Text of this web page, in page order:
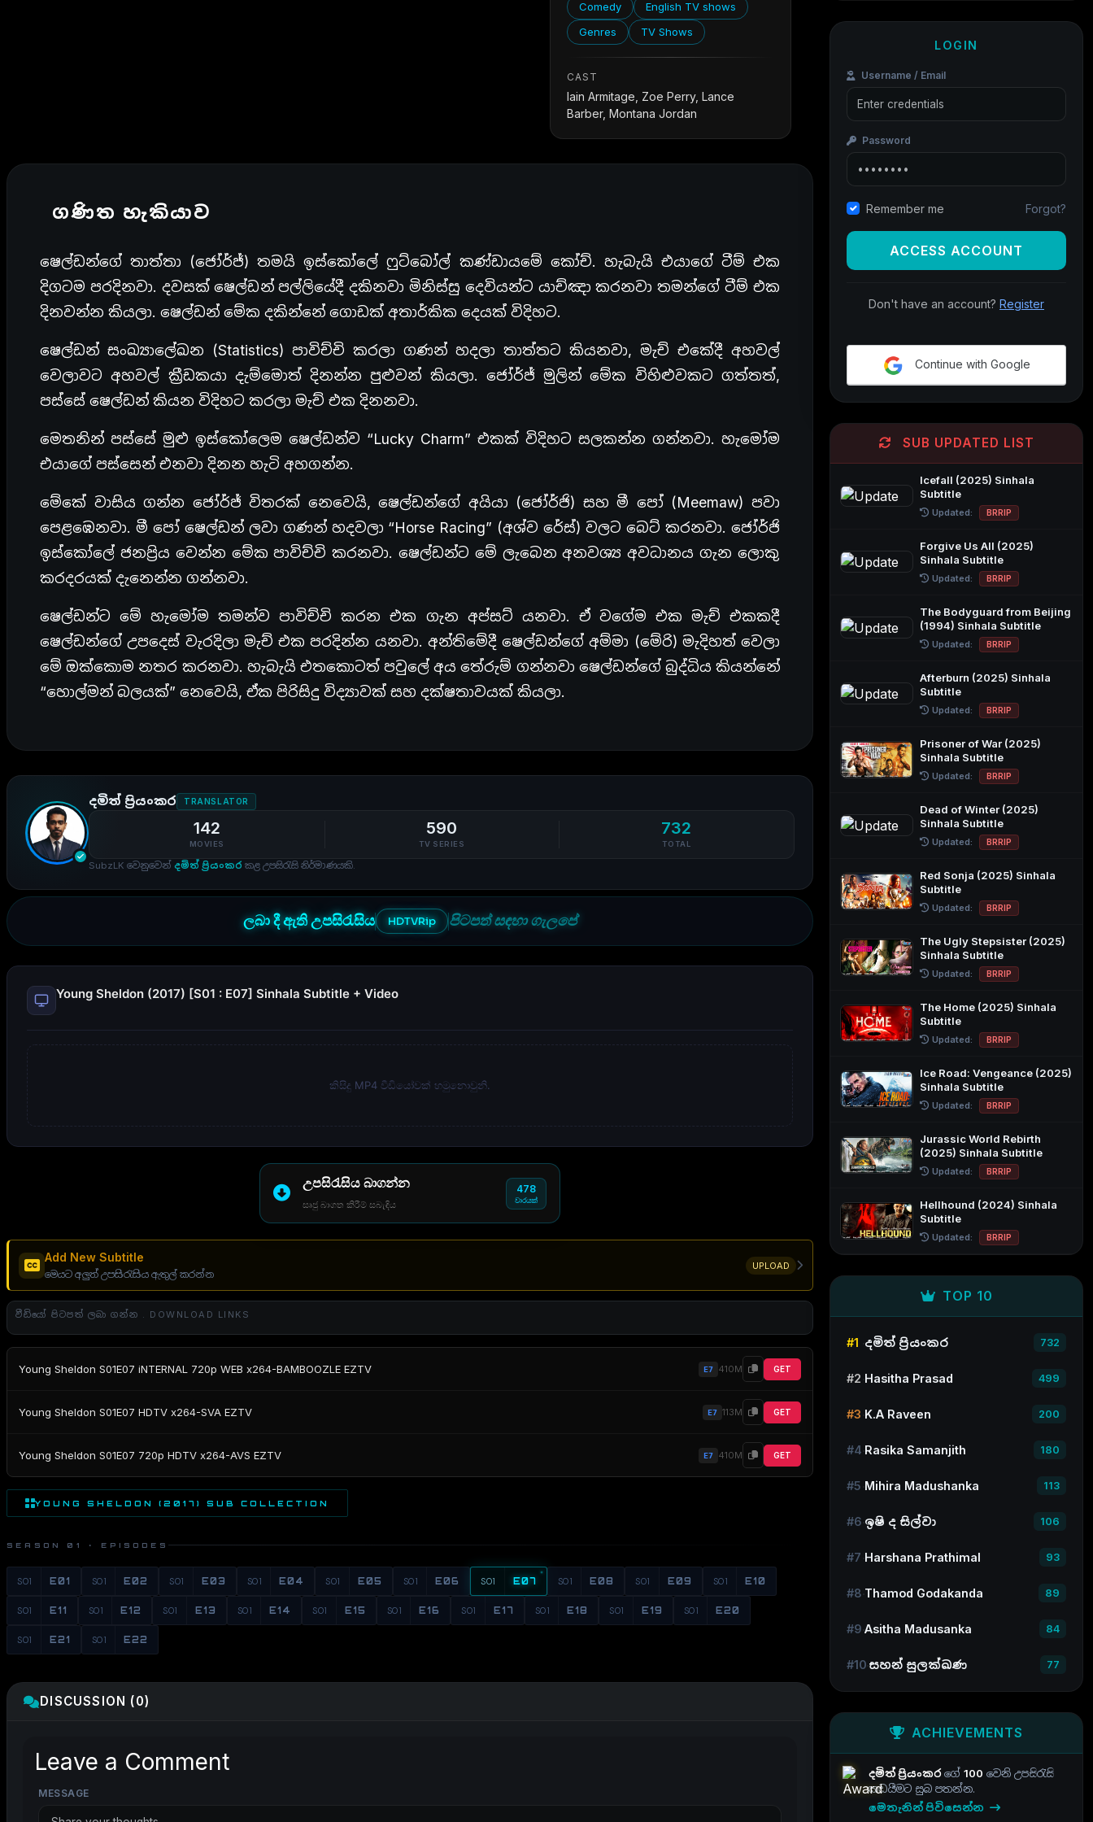
Comedy
English TV shows
Genres
TV Shows
CAST
Iain Armitage, Zoe Perry, Lance
Barber, Montana Jordan
ගණිත හැකියාව
ෂෙල්ඩන්ගේ තාත්තා (ජෝර්ජ්) තමයි ඉස්කෝලේ ෆුට්බෝල් කණ්ඩායමේ කෝච්. හැබැයි එයාගේ ටීම් එක
දිගටම පරදිනවා. දවසක් ෂෙල්ඩන් පල්ලියේදී දකිනවා මිනිස්සු දෙවියන්ට යාච්ඤා කරනවා තමන්ගේ ටීම් එක
දිනවන්න කියලා. ෂෙල්ඩන් මේක දකින්නේ ගොඩක් අතාර්කික දෙයක් විදිහට.
ෂෙල්ඩන් සංඛ්‍යාලේඛන (Statistics) පාවිච්චි කරලා ගණන් හදලා තාත්තට කියනවා, මැච් එකේදී අහවල්
වෙලාවට අහවල් ක්‍රීඩකයා දැම්මොත් දිනන්න පුළුවන් කියලා. ජෝර්ජ් මුලින් මේක විහිළුවකට ගත්තත්,
පස්සේ ෂෙල්ඩන් කියන විදිහට කරලා මැච් එක දිනනවා.
මෙතනින් පස්සේ මුළු ඉස්කෝලෙම ෂෙල්ඩන්ව “Lucky Charm” එකක් විදිහට සලකන්න ගන්නවා. හැමෝම
එයාගේ පස්සෙන් එනවා දිනන හැටි අහගන්න.
මේකේ වාසිය ගන්න ජෝර්ජ් විතරක් නෙවෙයි, ෂෙල්ඩන්ගේ අයියා (ජෝර්ජි) සහ මී පෝ (Meemaw) පවා
පෙළඹෙනවා. මී පෝ ෂෙල්ඩන් ලවා ගණන් හදවලා “Horse Racing” (අශ්ව රේස්) වලට බෙට් කරනවා. ජෝර්ජි
ඉස්කෝලේ ජනප්‍රිය වෙන්න මේක පාවිච්චි කරනවා. ෂෙල්ඩන්ට මේ ලැබෙන අනවශ්‍ය අවධානය ගැන ලොකු
කරදරයක් දැනෙන්න ගන්නවා.
ෂෙල්ඩන්ට මේ හැමෝම තමන්ව පාවිච්චි කරන එක ගැන අප්සට් යනවා. ඒ වගේම එක මැච් එකකදී
ෂෙල්ඩන්ගේ උපදෙස් වැරදිලා මැච් එක පරදින්න යනවා. අන්තිමේදී ෂෙල්ඩන්ගේ අම්මා (මේරි) මැදිහත් වෙලා
මේ ඔක්කොම නතර කරනවා. හැබැයි එතකොටත් පවුලේ අය තේරුම් ගන්නවා ෂෙල්ඩන්ගේ බුද්ධිය කියන්නේ
“හොල්මන් බලයක්” නෙවෙයි, ඒක පිරිසිදු විද්‍යාවක් සහ දක්ෂතාවයක් කියලා.
දමිත් ප්‍රියංකර TRANSLATOR
142
MOVIES
590
TV SERIES
732
TOTAL
SubzLK වෙනුවෙන් දමිත් ප්‍රියංකර කළ උපසිරැසි නිර්මාණයකි.
ලබා දී ඇති උපසිරැසිය HDTVRip පිටපත් සඳහා ගැලපේ
Young Sheldon (2017) [S01 : E07] Sinhala Subtitle + Video
කිසිදු MP4 වීඩියෝවක් හමුනොවුනි.
උපසිරැසිය බාගන්න
සෘජු බාගත කිරීම් සබැඳිය
478
වාරයක්
Add New Subtitle
මෙයට අලුත් උපසිරැසිය ඇතුල් කරන්න
UPLOAD
වීඩියෝ පිටපත් ලබා ගන්න . DOWNLOAD LINKS
Young Sheldon S01E07 iNTERNAL 720p WEB x264-BAMBOOZLE EZTV E7 410M GET
Young Sheldon S01E07 HDTV x264-SVA EZTV E7 113M GET
Young Sheldon S01E07 720p HDTV x264-AVS EZTV E7 410M GET
YOUNG SHELDON (2017) SUB COLLECTION
SEASON 01 · EPISODES
S01 E01 S01 E02 S01 E03 S01 E04 S01 E05 S01 E06 S01 E07 S01 E08 S01 E09 S01 E10
S01 E11 S01 E12 S01 E13 S01 E14 S01 E15 S01 E16 S01 E17 S01 E18 S01 E19 S01 E20
S01 E21 S01 E22
DISCUSSION (0)
Leave a Comment
MESSAGE
LOGIN
Username / Email
Password
Remember me Forgot?
ACCESS ACCOUNT
Don't have an account? Register
Continue with Google
SUB UPDATED LIST
Icefall (2025) Sinhala
Subtitle
Updated: BRRIP
Forgive Us All (2025)
Sinhala Subtitle
Updated: BRRIP
The Bodyguard from Beijing
(1994) Sinhala Subtitle
Updated: BRRIP
Afterburn (2025) Sinhala
Subtitle
Updated: BRRIP
Prisoner of War (2025)
Sinhala Subtitle
Updated: BRRIP
Dead of Winter (2025)
Sinhala Subtitle
Updated: BRRIP
Red Sonja (2025) Sinhala
Subtitle
Updated: BRRIP
The Ugly Stepsister (2025)
Sinhala Subtitle
Updated: BRRIP
The Home (2025) Sinhala
Subtitle
Updated: BRRIP
Ice Road: Vengeance (2025)
Sinhala Subtitle
Updated: BRRIP
Jurassic World Rebirth
(2025) Sinhala Subtitle
Updated: BRRIP
Hellhound (2024) Sinhala
Subtitle
Updated: BRRIP
TOP 10
#1 දමිත් ප්‍රියංකර 732
#2 Hasitha Prasad 499
#3 K.A Raveen 200
#4 Rasika Samanjith 180
#5 Mihira Madushanka 113
#6 ඉෂි ද සිල්වා 106
#7 Harshana Prathimal 93
#8 Thamod Godakanda 89
#9 Asitha Madusanka 84
#10 සහන් සුලක්ඛණ 77
ACHIEVEMENTS
දමිත් ප්‍රියංකරගේ 100 වෙනි උපසිරැසි
කඩයීමට සුබ පතන්න.
මෙතැනින් පිවිසෙන්න